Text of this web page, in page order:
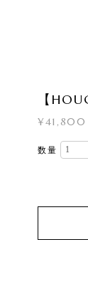
【
¥41,800
数量